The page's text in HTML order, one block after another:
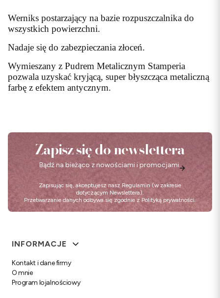
Werniks postarzający na bazie rozpuszczalnika do
wszystkich powierzchni.
Nadaje się do zabezpieczania złoceń.
Wymieszany z Pudrem Metalicznym Stamperia
pozwala uzyskać kryjącą, super błyszcząca metaliczną
farbę z efektem antycznym.
Zapisz się do newslettera
Bądź na bieżąco z nowościami i promocjami.
Zapisując się, akceptujesz nasz Regulamin (w zakresie
dotyczącym Newslettera).
Przetwarzanie danych odbywa się zgodnie z Polityką prywatności.
Linki w stopce
INFORMACJE
Kontakt i dane firmy
O mnie
Program lojalnościowy